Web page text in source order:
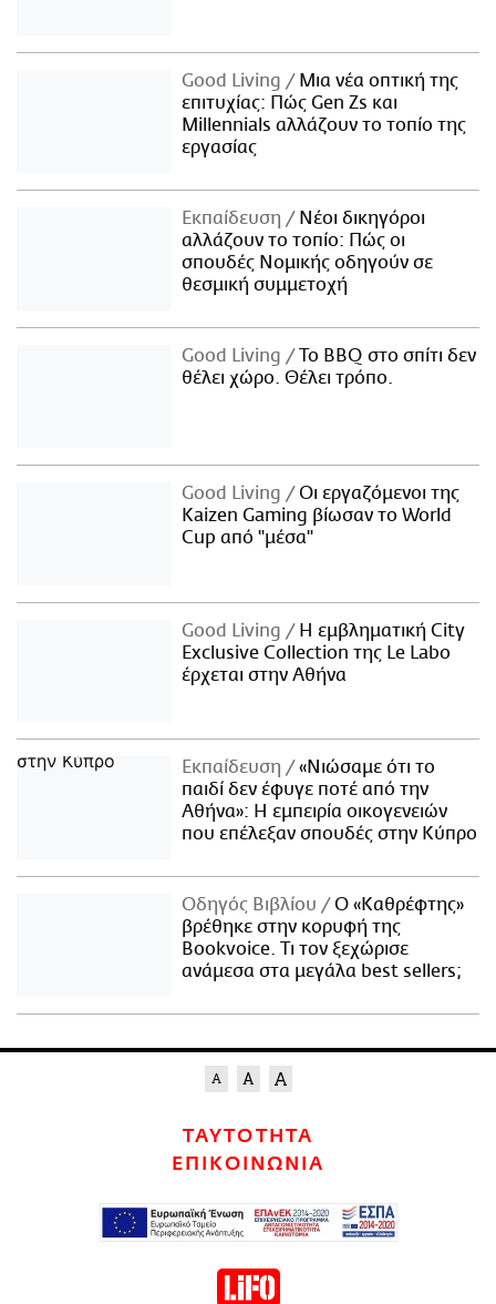
Good Living
Μια νέα οπτική της
επιτυχίας: Πώς Gen Zs και
Millennials αλλάζουν το τοπίο της
εργασίας
Εκπαίδευση
Νέοι δικηγόροι
αλλάζουν το τοπίο: Πώς οι
σπουδές Νομικής οδηγούν σε
θεσμική συμμετοχή
Good Living
Το BBQ στο σπίτι δεν
θέλει χώρο. Θέλει τρόπο.
Good Living
Οι εργαζόμενοι της
Kaizen Gaming βίωσαν το World
Cup από "μέσα"
Good Living
Η εμβληματική City
Exclusive Collection της Le Labo
έρχεται στην Αθήνα
Εκπαίδευση
«Νιώσαμε ότι το
παιδί δεν έφυγε ποτέ από την
Αθήνα»: Η εμπειρία οικογενειών
που επέλεξαν σπουδές στην Κύπρο
Οδηγός Βιβλίου
Ο «Καθρέφτης»
βρέθηκε στην κορυφή της
Bookvoice. Τι τον ξεχώρισε
ανάμεσα στα μεγάλα best sellers;
ΤΑΥΤΟΤΗΤΑ
ΕΠΙΚΟΙΝΩΝΙΑ